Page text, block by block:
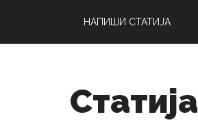
main
secondary
primary
НАПИШИ СТАТИЈА
Статија